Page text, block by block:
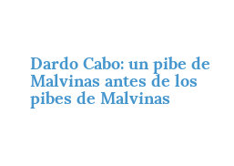
Dardo Cabo: un pibe de
Malvinas antes de los
pibes de Malvinas